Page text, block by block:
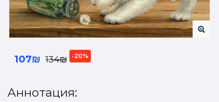
107₪ 134₪ -20%
Аннотация: